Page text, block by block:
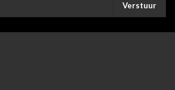
Verstuur